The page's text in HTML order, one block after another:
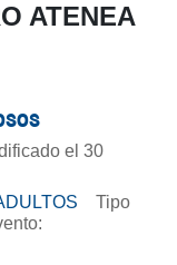
ATENEA
el 30
Tipo